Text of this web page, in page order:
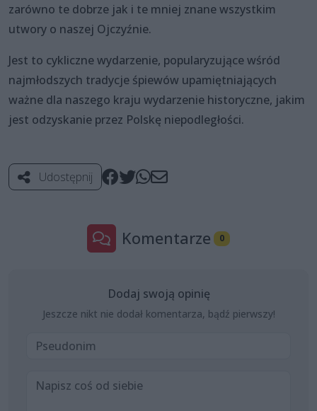
zarówno te dobrze jak i te mniej znane wszystkim
utwory o naszej Ojczyźnie.
Jest to cykliczne wydarzenie, popularyzujące wśród
najmłodszych tradycje śpiewów upamiętniających
ważne dla naszego kraju wydarzenie historyczne, jakim
jest odzyskanie przez Polskę niepodległości.
Udostępnij
Komentarze 0
Dodaj swoją opinię
Jeszcze nikt nie dodał komentarza, bądź pierwszy!